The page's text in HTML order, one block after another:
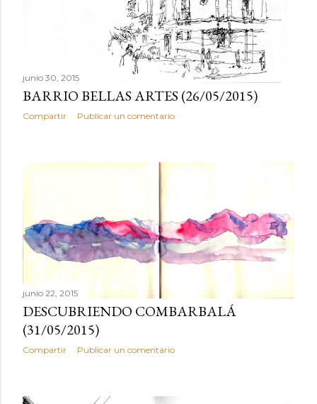
junio 30, 2015
BARRIO BELLAS ARTES (26/05/2015)
Compartir Publicar un comentario
junio 22, 2015
DESCUBRIENDO COMBARBALÁ
(31/05/2015)
Compartir Publicar un comentario